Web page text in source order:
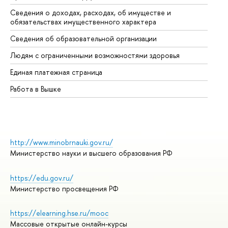
Сведения о доходах, расходах, об имуществе и
обязательствах имущественного характера
Сведения об образовательной организации
Людям с ограниченными возможностями здоровья
Единая платежная страница
Работа в Вышке
http://www.minobrnauki.gov.ru/
Министерство науки и высшего образования РФ
https://edu.gov.ru/
Министерство просвещения РФ
https://elearning.hse.ru/mooc
Массовые открытые онлайн-курсы